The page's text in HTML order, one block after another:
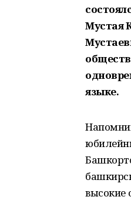
Мустая
языке.
высокие